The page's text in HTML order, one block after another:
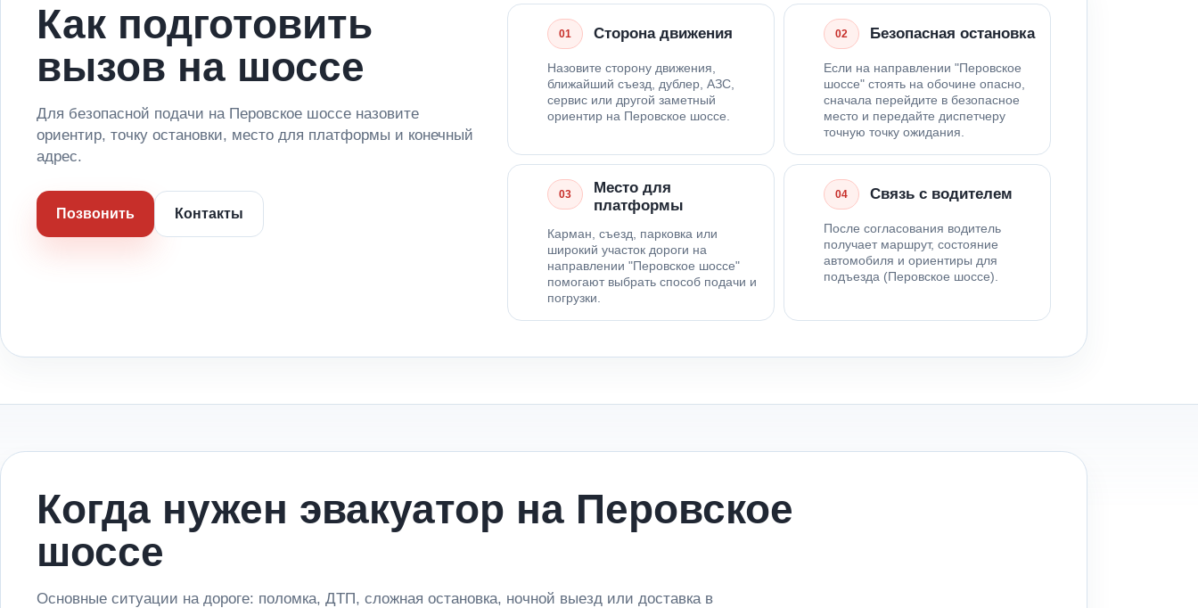
Как подготовить
вызов на шоссе
Для безопасной подачи на Перовское шоссе назовите
ориентир, точку остановки, место для платформы и конечный
адрес.
Позвонить Контакты
01 Сторона движения
Назовите сторону движения,
ближайший съезд, дублер, АЗС,
сервис или другой заметный
ориентир на Перовское шоссе.
02 Безопасная остановка
Если на направлении "Перовское
шоссе" стоять на обочине опасно,
сначала перейдите в безопасное
место и передайте диспетчеру
точную точку ожидания.
03
Место для
платформы
Карман, съезд, парковка или
широкий участок дороги на
направлении "Перовское шоссе"
помогают выбрать способ подачи и
погрузки.
04 Связь с водителем
После согласования водитель
получает маршрут, состояние
автомобиля и ориентиры для
подъезда (Перовское шоссе).
Когда нужен эвакуатор на Перовское
шоссе
Основные ситуации на дороге: поломка, ДТП, сложная остановка, ночной выезд или доставка в